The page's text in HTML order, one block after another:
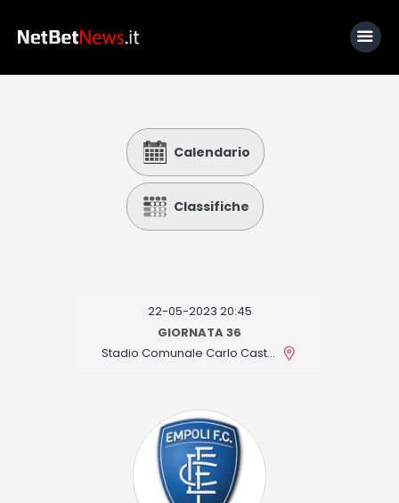
Calcio
Basket
Fantacalcio
I consigli di Giulia
Calendario
Classifiche
22-05-2023 20:45
GIORNATA 36
Stadio Comunale Carlo Castellani